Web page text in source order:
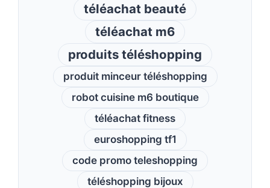
téléachat beauté
téléachat m6
produits téléshopping
produit minceur téléshopping
robot cuisine m6 boutique
téléachat fitness
euroshopping tf1
code promo teleshopping
téléshopping bijoux